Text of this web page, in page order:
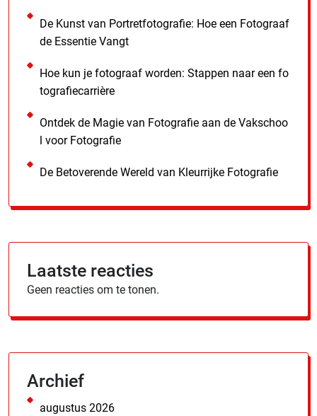
De Kunst van Portretfotografie: Hoe een Fotograaf
de Essentie Vangt
Hoe kun je fotograaf worden: Stappen naar een fo
tografiecarrière
Ontdek de Magie van Fotografie aan de Vakschoo
l voor Fotografie
De Betoverende Wereld van Kleurrijke Fotografie
Laatste reacties
Geen reacties om te tonen.
Archief
augustus 2026